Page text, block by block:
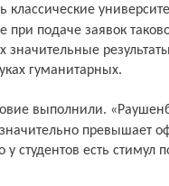
при подаче заявок
значительные
гуманитарных.
превышает
студентов есть стимул